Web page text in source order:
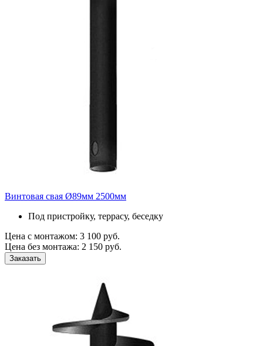
Винтовая свая Ø89мм 2500мм
Под пристройку, террасу, беседку
Цена с монтажом: 3 100 руб.
Цена без монтажа: 2 150 руб.
Заказать